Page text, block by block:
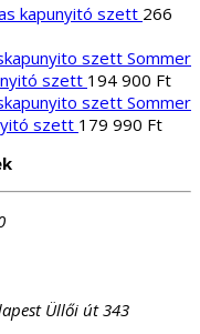
kapunyitó szett 266
Sommer
szett 194 900 Ft
Sommer
szett 179 990 Ft
Üllői út 343